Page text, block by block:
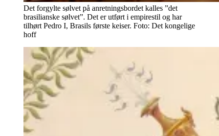
Det forgylte sølvet på anretningsbordet kalles ”det
brasilianske sølvet”. Det er utført i empirestil og har
tilhørt Pedro I, Brasils første keiser. Foto: Det kongelige
hoff